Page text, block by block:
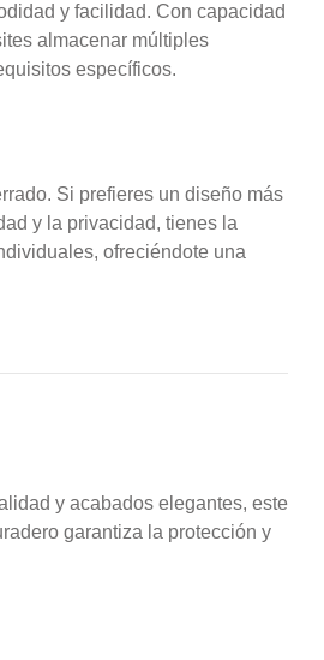
y facilidad. Con capacidad
almacenar múltiples
específicos.
Si prefieres un diseño más
y la privacidad, tienes la
ofreciéndote una
y acabados elegantes, este
garantiza la protección y